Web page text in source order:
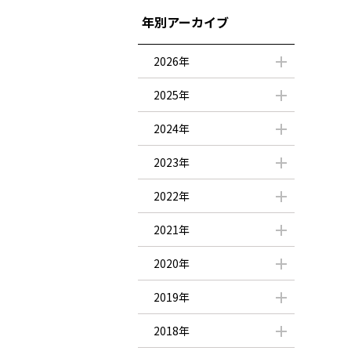
年別アーカイブ
2026年
2025年
2024年
2023年
2022年
2021年
2020年
2019年
2018年